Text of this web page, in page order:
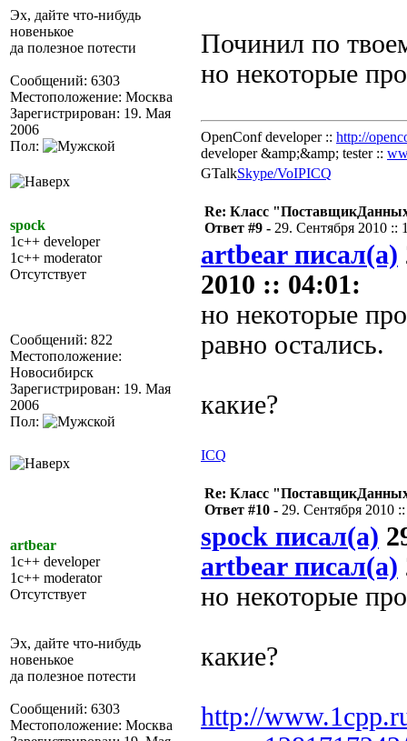
Эх, дайте что-нибудь
новенькое
да полезное потести
Сообщений: 6303
Местоположение: Москва
Зарегистрирован: 19. Мая
2006
Пол:
Починил по
но некоторые
OpenConf developer :: http://
developer &amp;&amp; tester ::
GTalkSkype/VoIPICQ
spock
1c++ developer
1c++ moderator
Отсутствует
Сообщений: 822
Местоположение:
Новосибирск
Зарегистрирован: 19. Мая
2006
Пол:
Re: Класс
Ответ #9 - 29. Сентября 2010 ::
artbear писал(а)
2010 :: 04:01:
но некоторые
равно остались.
какие?
ICQ
artbear
1c++ developer
1c++ moderator
Отсутствует
Эх, дайте что-нибудь
новенькое
да полезное потести
Сообщений: 6303
Местоположение: Москва
Re: Класс
Ответ #10 - 29. Сентября 2010
spock писал(а)
artbear писал(а)
но некоторые
какие?
http://